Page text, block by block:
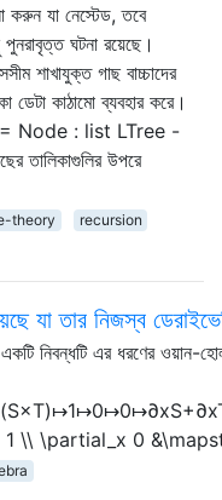
করুন যা নেস্টেড, তবে
ঘটনা রয়েছে।
শাখাযুক্ত গাছ বাচ্চাদের
ডেটা কাঠামো ব্যবহার করে।
Node : list LTree -
তালিকাগুলির উপরে
theory
recursion
যা তার নিজস্ব
একটি নিবন্ধটি এর ধরণের
\\ \partial_x 0